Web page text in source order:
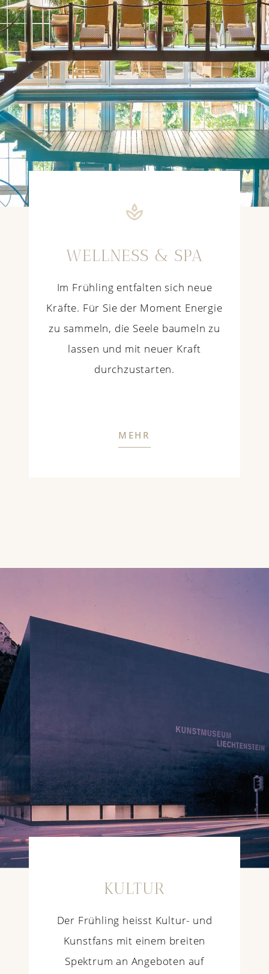
WELLNESS & SPA
Im Frühling entfalten sich neue
Kräfte. Für Sie der Moment Energie
zu sammeln, die Seele baumeln zu
lassen und mit neuer Kraft
durchzustarten.
MEHR
KULTUR
Der Frühling heisst Kultur- und
Kunstfans mit einem breiten
Spektrum an Angeboten auf